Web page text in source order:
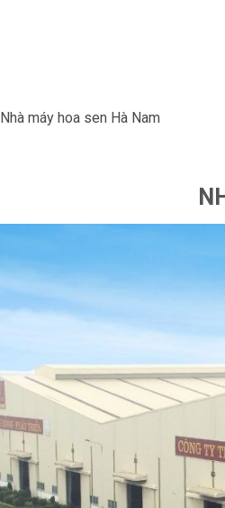
Nhà máy hoa sen Hà Nam